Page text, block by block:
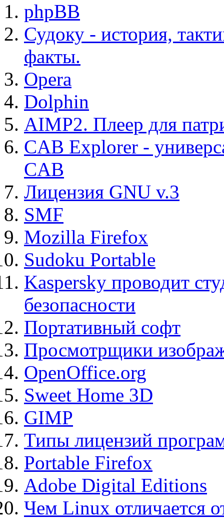
phpBB
Судоку - история,
факты.
Opera
Dolphin
AIMP2. Плеер для
CAB Explorer -
CAB
Лицензия GNU v.3
SMF
Mozilla Firefox
Sudoku Portable
Kaspersky проводит
безопасности
Портативный софт
Просмотрщики
OpenOffice.org
Sweet Home 3D
GIMP
Типы лицензий
Portable Firefox
Adobe Digital Editions
Чем Linux отличается